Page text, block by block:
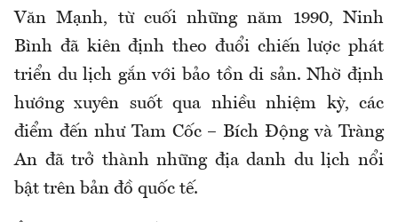
Văn Mạnh, từ cuối những năm 1990, Ninh
Bình đã kiên định theo đuổi chiến lược phát
triển du lịch gắn với bảo tồn di sản. Nhờ định
hướng xuyên suốt qua nhiều nhiệm kỳ, các
điểm đến như Tam Cốc – Bích Động và Tràng
An đã trở thành những địa danh du lịch nổi
bật trên bản đồ quốc tế.